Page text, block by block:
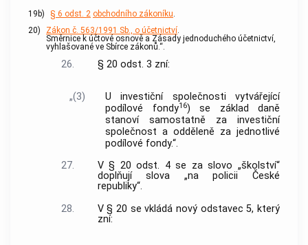
19b) § 6 odst. 2 obchodního zákoníku.
20)
Zákon č. 563/1991 Sb., o účetnictví.
Směrnice k účtové osnově a Zásady jednoduchého účetnictví,
vyhlašované ve Sbírce zákonů.“.
26. § 20 odst. 3 zní:
„(3)
U investiční společnosti vytvářející
podílové fondy16) se základ daně
stanoví samostatně za investiční
společnost a odděleně za jednotlivé
podílové fondy.“.
27.
V § 20 odst. 4 se za slovo „školství“
doplňují slova „na policii České
republiky“.
28.
V § 20 se vkládá nový odstavec 5, který
zní: